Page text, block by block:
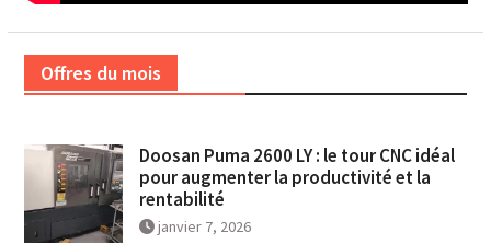
Offres du mois
Doosan Puma 2600 LY : le tour CNC idéal
pour augmenter la productivité et la
rentabilité
janvier 7, 2026